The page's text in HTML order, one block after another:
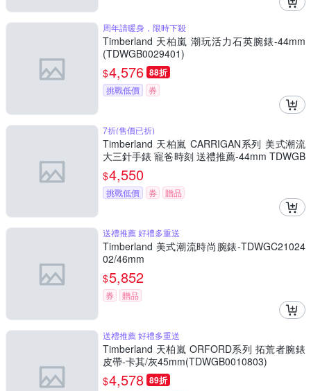
周年請暖身，限時下殺
Timberland 天柏嵐 潮玩活力石英腕錶-44mm
(TDWGB0029401)
$4,576 88折
挑戰低價 券
7折(售價已折)
Timberland 天柏嵐 CARRIGAN系列 美式潮流
大三針手錶 寵爸時刻 送禮推薦-44mm TDWGB
0029401
$4,550
挑戰低價 券 贈品
送禮推薦 好禮多重送
Timberland 美式潮流時尚腕錶-TDWGC21024
02/46mm
$5,852
券 贈品
送禮推薦 好禮多重送
Timberland 天柏嵐 ORFORD系列 拓荒者腕錶
皮帶-卡其/灰45mm(TDWGB0010803)
$4,578 89折